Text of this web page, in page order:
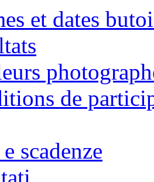
et dates
de
scadenze